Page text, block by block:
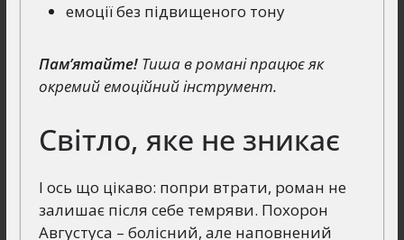
емоції без підвищеного тону
Пам’ятайте!Тиша в романі працює як
окремий емоційний інструмент.
Світло, яке не зникає
І ось що цікаво: попри втрати, роман не
залишає після себе темряви. Похорон
Августуса – болісний, але наповнений